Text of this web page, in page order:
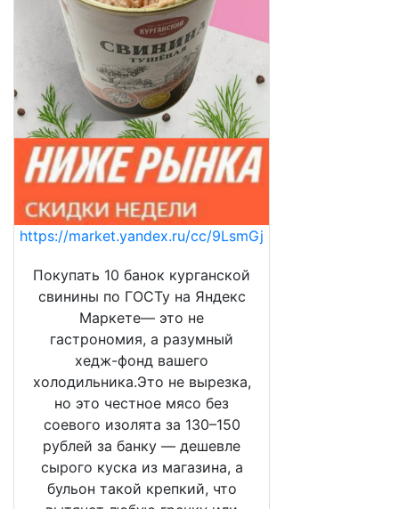
https://market.yandex.ru/cc/9LsmGj
Покупать 10 банок курганской
свинины по ГОСТу на Яндекс
Маркете— это не
гастрономия, а разумный
хедж-фонд вашего
холодильника.Это не вырезка,
но это честное мясо без
соевого изолята за 130–150
рублей за банку — дешевле
сырого куска из магазина, а
бульон такой крепкий, что